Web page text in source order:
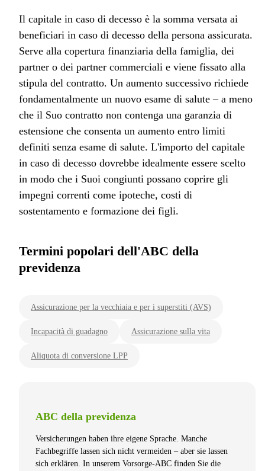
Il capitale in caso di decesso è la somma versata ai
beneficiari in caso di decesso della persona assicurata.
Serve alla copertura finanziaria della famiglia, dei
partner o dei partner commerciali e viene fissato alla
stipula del contratto. Un aumento successivo richiede
fondamentalmente un nuovo esame di salute – a meno
che il Suo contratto non contenga una garanzia di
estensione che consenta un aumento entro limiti
definiti senza esame di salute. L'importo del capitale
in caso di decesso dovrebbe idealmente essere scelto
in modo che i Suoi congiunti possano coprire gli
impegni correnti come ipoteche, costi di
sostentamento e formazione dei figli.
Termini popolari dell'ABC della
previdenza
Assicurazione per la vecchiaia e per i superstiti (AVS)
Incapacità di guadagno Assicurazione sulla vita
Aliquota di conversione LPP
ABC della previdenza
Versicherungen haben ihre eigene Sprache. Manche
Fachbegriffe lassen sich nicht vermeiden – aber sie lassen
sich erklären. In unserem Vorsorge-ABC finden Sie die